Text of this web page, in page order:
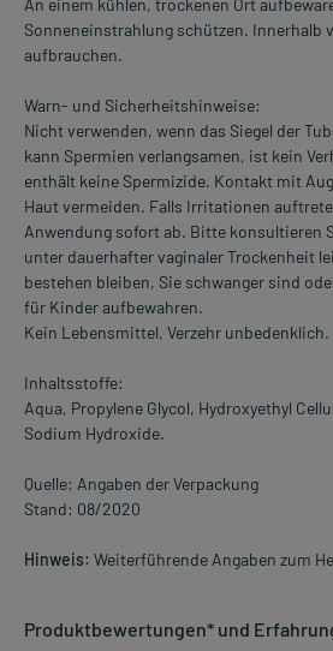
An einem kühlen, trockenen Ort
Sonneneinstrahlung schützen. Innerhalb
aufbrauchen.
Warn- und Sicherheitshinweise:
Nicht verwenden, wenn das Siegel der
kann Spermien verlangsamen, ist kein
enthält keine Spermizide. Kontakt mit
Haut vermeiden. Falls Irritationen
Anwendung sofort ab. Bitte konsultieren
unter dauerhafter vaginaler Trockenheit
bestehen bleiben, Sie schwanger sind
für Kinder aufbewahren.
Kein Lebensmittel, Verzehr unbedenklich.
Inhaltsstoffe:
Aqua, Propylene Glycol, Hydroxyethyl
Sodium Hydroxide.
Quelle: Angaben der Verpackung
Stand: 08/2020
Hinweis: Weiterführende Angaben zum
Produktbewertungen* und